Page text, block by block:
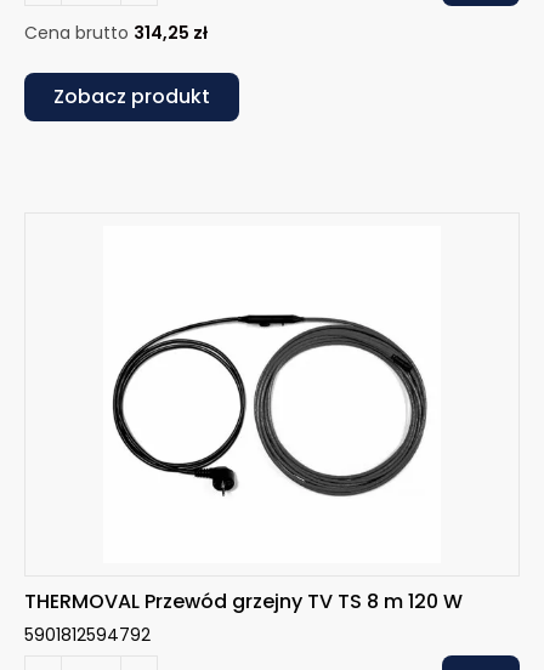
Cena brutto 314,25 zł
Zobacz produkt
THERMOVAL Przewód grzejny TV TS 8 m 120 W
5901812594792